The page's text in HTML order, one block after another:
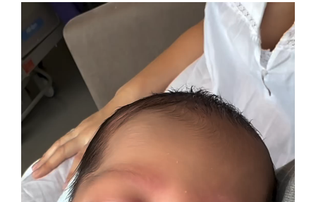
Reproductor
vídeo